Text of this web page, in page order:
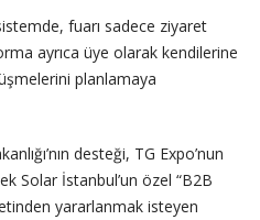
fuarı sadece ziyaret
ayrıca üye olarak kendilerine
planlamaya
desteği, TG Expo’nun
Solar İstanbul’un özel “B2B
yararlanmak isteyen